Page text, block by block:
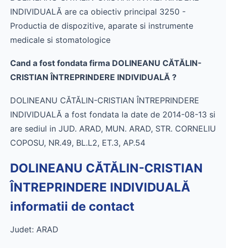
INDIVIDUALĂ are ca obiectiv principal 3250 -
Productia de dispozitive, aparate si instrumente
medicale si stomatologice
Cand a fost fondata firma DOLINEANU CĂTĂLIN-
CRISTIAN ÎNTREPRINDERE INDIVIDUALĂ ?
DOLINEANU CĂTĂLIN-CRISTIAN ÎNTREPRINDERE
INDIVIDUALĂ a fost fondata la date de 2014-08-13 si
are sediul in JUD. ARAD, MUN. ARAD, STR. CORNELIU
COPOSU, NR.49, BL.L2, ET.3, AP.54
DOLINEANU CĂTĂLIN-CRISTIAN
ÎNTREPRINDERE INDIVIDUALĂ
informatii de contact
Judet: ARAD